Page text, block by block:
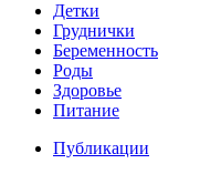
Детки
Груднички
Беременность
Роды
Здоровье
Питание
Публикации